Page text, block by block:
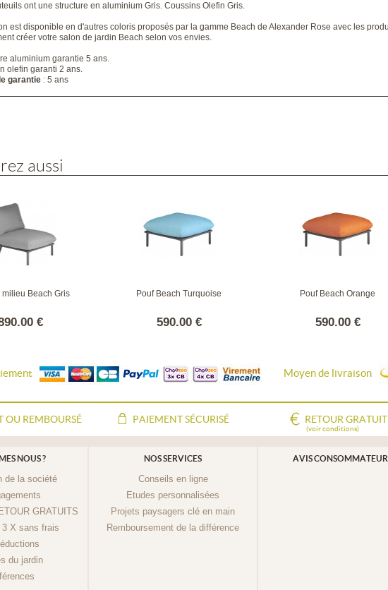
ont une structure en aluminium Gris. Coussins Olefin Gris.
est disponible en d'autres coloris proposés par la gamme Beach de Alexander Rose avec les
créer votre salon de jardin Beach selon vos envies.
aluminium garantie 5 ans.
olefin garanti 2 ans.
garantie : 5 ans
aussi
milieu Beach Gris
€
Pouf Beach Turquoise
590.00 €
Pouf Beach Orange
590.00 €
Moyen de livraison
OU REMBOURSÉ PAIEMENT SÉCURISÉ RETOUR GRATUIT
(voir conditions)
NOUS ?
de la société
GRATUITS
3 X sans frais
du jardin
NOS SERVICES
Conseils en ligne
Etudes personnalisées
Projets paysagers clé en main
Remboursement de la différence
AVIS